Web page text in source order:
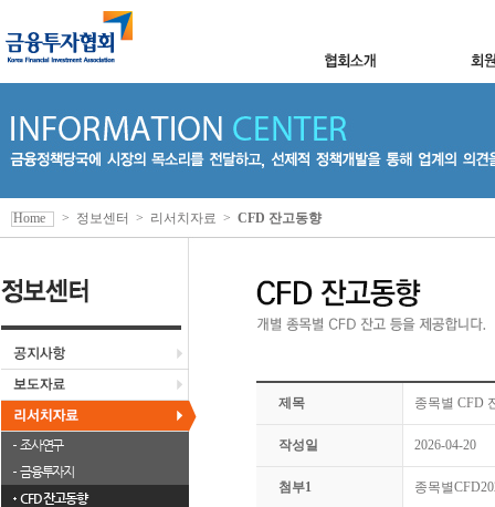
조사연구
금융투자지
CFD 잔고동향
Home > 정보센터 > 리서치자료 > CFD 잔고동향
제목 종목별 CFD
작성일 2026-04-20
첨부1 종목별